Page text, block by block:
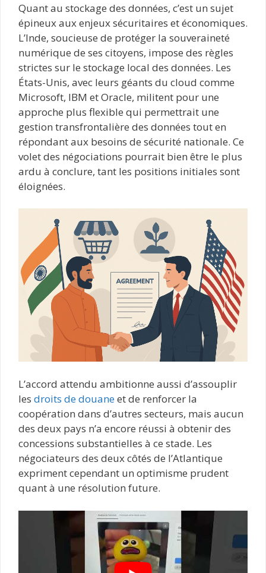
Quant au stockage des données, c’est un sujet
épineux aux enjeux sécuritaires et économiques.
L’Inde, soucieuse de protéger la souveraineté
numérique de ses citoyens, impose des règles
strictes sur le stockage local des données. Les
États-Unis, avec leurs géants du cloud comme
Microsoft, IBM et Oracle, militent pour une
approche plus flexible qui permettrait une
gestion transfrontalière des données tout en
répondant aux besoins de sécurité nationale. Ce
volet des négociations pourrait bien être le plus
ardu à conclure, tant les positions initiales sont
éloignées.
L’accord attendu ambitionne aussi d’assouplir
les droits de douaneet de renforcer la
coopération dans d’autres secteurs, mais aucun
des deux pays n’a encore réussi à obtenir des
concessions substantielles à ce stade. Les
négociateurs des deux côtés de l’Atlantique
expriment cependant un optimisme prudent
quant à une résolution future.